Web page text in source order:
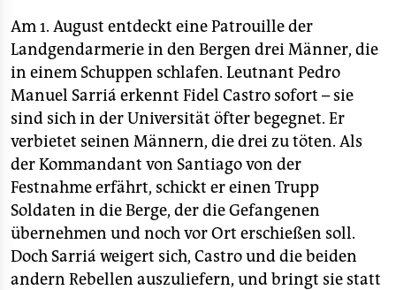
Am 1. August entdeckt eine Patrouille der
Landgendarmerie in den Bergen drei Männer, die
in einem Schuppen schlafen. Leutnant Pedro
Manuel Sarriá erkennt Fidel Castro sofort – sie
sind sich in der Universität öfter begegnet. Er
verbietet seinen Männern, die drei zu töten. Als
der Kommandant von Santiago von der
Festnahme erfährt, schickt er einen Trupp
Soldaten in die Berge, der die Gefangenen
übernehmen und noch vor Ort erschießen soll.
Doch Sarriá weigert sich, Castro und die beiden
andern Rebellen auszuliefern, und bringt sie statt